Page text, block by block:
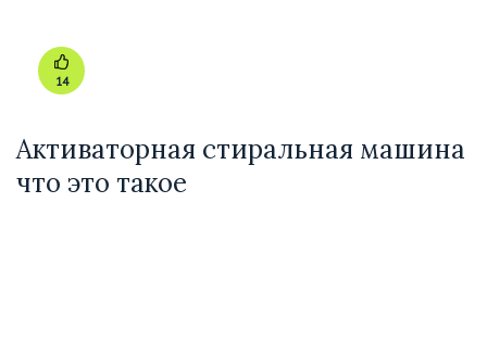
14
Активаторная стиральная машина
что это такое